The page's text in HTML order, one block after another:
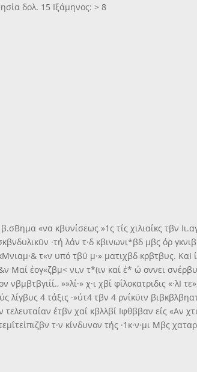
δολ. 15 Ιξάμηνος: > 8
«να κβυνίσεως »1ς τίς χιλιαίκς τβν
·τή λάν τ·δ κβινωνι*βδ μβς όρ
τ«ν υπό τβΰ μ·» ματιχβδ κρβτβυς. ΚαΙ
Μαί έογ«ζβμ< νι,ν τ*(ιν καί έ* ώ οννει
νβμβτβγιΐί., »»λί·» χ·ι χβί φΐλοκατριδις «·λΙ
λίγβυς 4 τάξις ·»ύτ4 τβν 4 ρνΐκϋιν
έτβν χαί κβλλβί Ιφθββαν είς «Αν
τ·ν κίνδυνον τής ·1κ·ν·μι Μβς